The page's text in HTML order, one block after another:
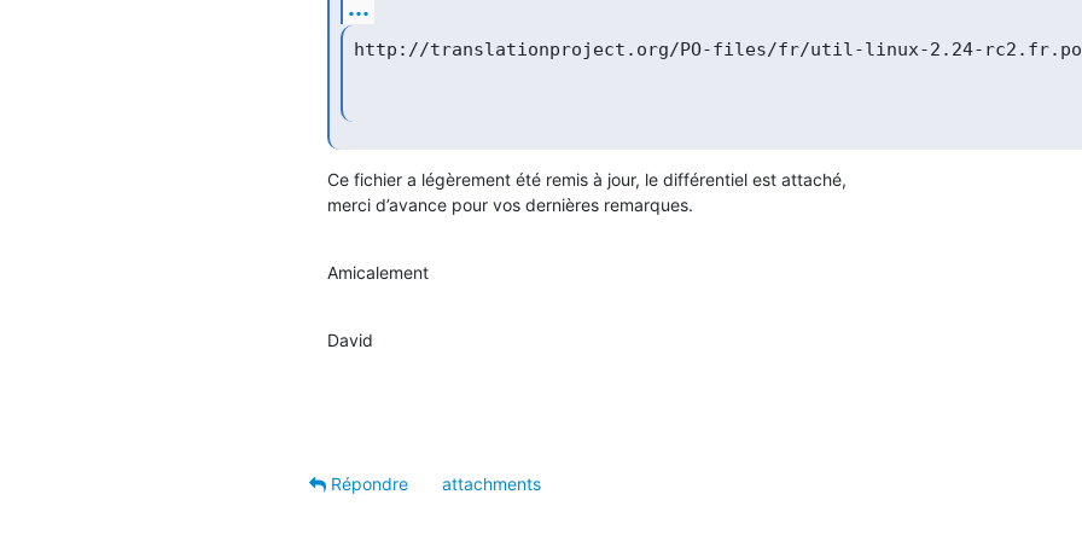
...
Ce fichier a légèrement été remis à jour, le différentiel est attaché,
merci d’avance pour vos dernières remarques.
Amicalement
David
Répondre attachments